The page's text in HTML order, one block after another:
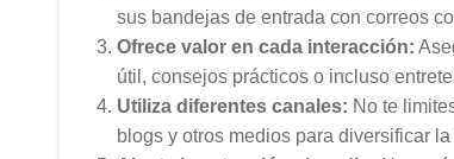
sus bandejas de entrada con correos
Ofrece valor en cada interacción:
útil, consejos prácticos o incluso
Utiliza diferentes canales: No te
blogs y otros medios para diversificar